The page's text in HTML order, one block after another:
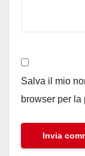
Salva il mio
browser per la